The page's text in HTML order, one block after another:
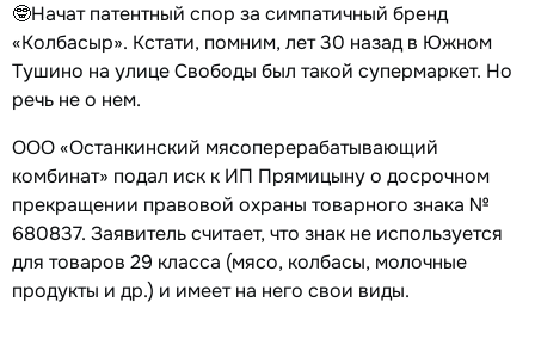
🤓Начат патентный спор за симпатичный бренд
«Колбасыр». Кстати, помним, лет 30 назад в Южном
Тушино на улице Свободы был такой супермаркет. Но
речь не о нем.
ООО «Останкинский мясоперерабатывающий
комбинат» подал иск к ИП Прямицыну о досрочном
прекращении правовой охраны товарного знака №
680837. Заявитель считает, что знак не используется
для товаров 29 класса (мясо, колбасы, молочные
продукты и др.) и имеет на него свои виды.